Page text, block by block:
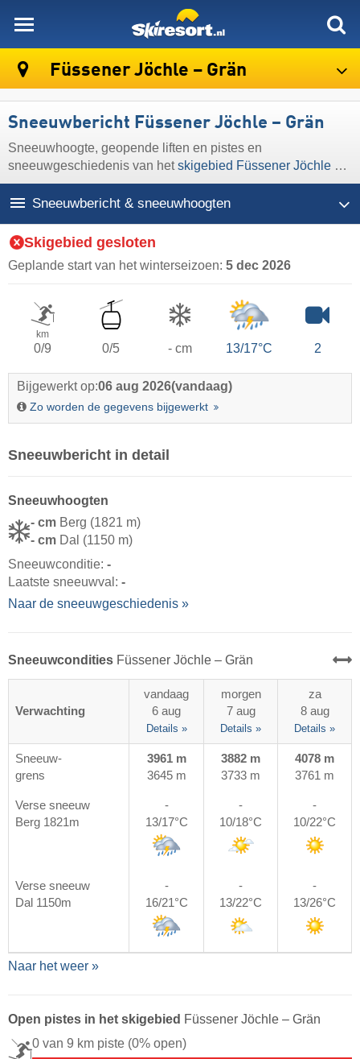
Füssener Jöchle – Grän
Sneeuwbericht Füssener Jöchle – Grän
Sneeuwhoogte, geopende liften en pistes en
sneeuwgeschiedenis van hetskigebied Füssener Jöchle –
Grän
Sneeuwbericht & sneeuwhoogten
Skigebied gesloten
Geplande start van het winterseizoen: 5 dec 2026
km
0/9 0/5 - cm 13/17°C 2
Bijgewerkt op:06 aug 2026(vandaag)
Zo worden de gegevens bijgewerkt
Sneeuwbericht in detail
Sneeuwhoogten
- cm Berg (1821 m)
- cm Dal (1150 m)
Sneeuwconditie: -
Laatste sneeuwval: -
Naar de sneeuwgeschiedenis »
Sneeuwcondities Füssener Jöchle – Grän
Verwachting
vandaag
6 aug
Details »
morgen
7 aug
Details »
za
8 aug
Details »
Sneeuw-
grens
3961 m
3645 m
3882 m
3733 m
4078 m
3761 m
Verse sneeuw
Berg 1821m
-
13/17°C
-
10/18°C
-
10/22°C
Verse sneeuw
Dal 1150m
-
16/21°C
-
13/22°C
-
13/26°C
Naar het weer »
Open pistes in het skigebied Füssener Jöchle – Grän
0 van 9 km piste (0% open)